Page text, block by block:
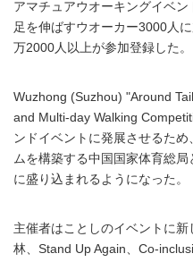
アマチュアウオーキングイベ
足を伸ばすウオーカー3000人
万2000人以上が参加登録した。
Wuzhong (Suzhou) "Around
and Multi-day Walking
ンドイベントに発展させるた
ムを構築する中国国家体育総
に盛り込まれるようになった。
主催者はことしのイベントに
林、Stand Up Again、Co-